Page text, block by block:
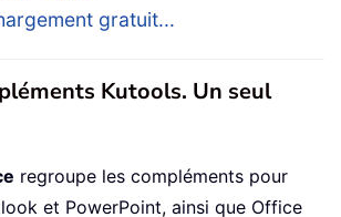
gratuit...
Kutools. Un seul
regroupe les compléments pour
et PowerPoint, ainsi que Office